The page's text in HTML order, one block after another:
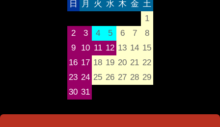
日 月 火 水 木 金 土
1
2
3 4 5 6 7
8
9
10 11 12 13 14 15
16 17 18 19 20 21 22
23 24 25 26 27 28 29
30 31